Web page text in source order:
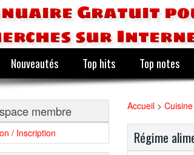
Gratuit
sur
Nouveautés Top hits Top notes
membre
/ Inscription
Accueil >
Régime